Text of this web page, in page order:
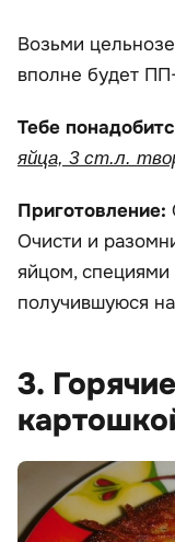
Возьми
вполне будет
Тебе
яйца, 3 ст.л.
Приготовление:
Очисти и
яйцом,
получившуюся
3.